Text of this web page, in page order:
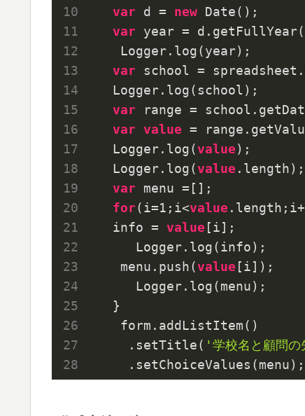
var d = new Date();
var year =
var school =
var range =
var value =
   Logger.log(
value);
   Logger.log(
value .length);
var menu =[];
for(i=1 ;i<value
   info =
value [i];
    menu.push(
value [i]);
     .setTitle(
'学校名と顧問の
     .setChoiceValues(menu);